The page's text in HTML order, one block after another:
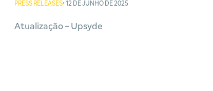
PRESS RELEASES• 12 DE JUNHO DE 2025
Atualização - Upsyde